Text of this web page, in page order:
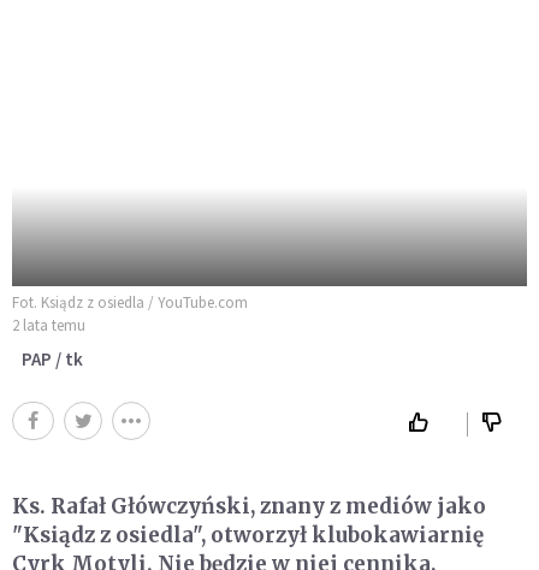
Fot. Ksiądz z osiedla / YouTube.com
2 lata temu
PAP / tk
Ks. Rafał Główczyński, znany z mediów jako
"Ksiądz z osiedla", otworzył klubokawiarnię
Cyrk Motyli. Nie będzie w niej cennika,